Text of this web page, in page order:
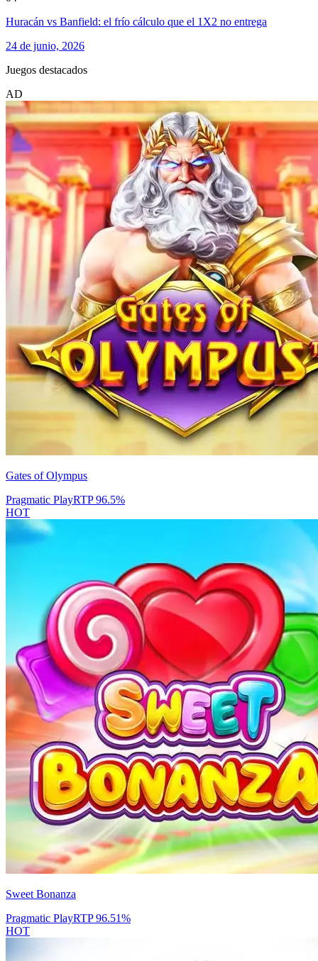
Huracán vs Banfield: el frío cálculo que el 1X2 no entrega
24 de junio, 2026
Juegos destacados
AD
Gates of Olympus
Pragmatic PlayRTP96.5%
HOT
Sweet Bonanza
Pragmatic PlayRTP96.51%
HOT